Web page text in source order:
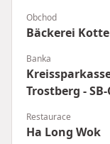
Obchod
Bäckerei
Banka
Trostberg -
Restaurace
Ha Long Wok